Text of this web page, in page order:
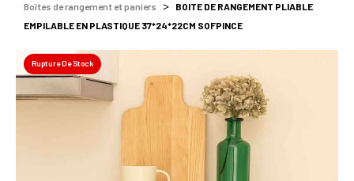
Boîtes de rangement et paniers
BOITE DE RANGEMENT PLIABLE
EMPILABLE EN PLASTIQUE 37*24*22CM SOFPINCE
Rupture De Stock